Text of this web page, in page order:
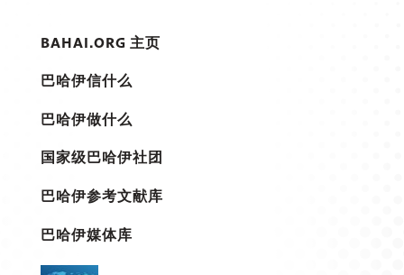
BAHAI.ORG 主页
巴哈伊信什么
巴哈伊做什么
国家级巴哈伊社团
巴哈伊参考文献库
巴哈伊媒体库